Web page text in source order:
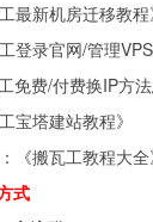
最新机房迁移教程
登录官网/管理VPS
免费/付费换IP方
宝塔建站教程》
：《搬瓦工教程大全
式